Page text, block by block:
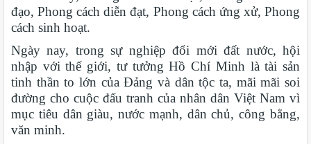
đạo, Phong cách diễn đạt, Phong cách ứng xử, Phong
cách sinh hoạt.
Ngày nay, trong sự nghiệp đổi mới đất nước, hội
nhập với thế giới, tư tưởng Hồ Chí Minh là tài sản
tinh thần to lớn của Đảng và dân tộc ta, mãi mãi soi
đường cho cuộc đấu tranh của nhân dân Việt Nam vì
mục tiêu dân giàu, nước mạnh, dân chủ, công bằng,
văn minh.